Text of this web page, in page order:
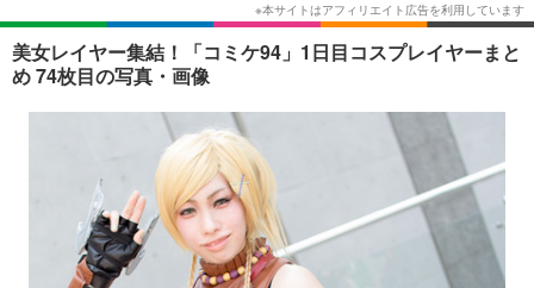
韓国・芸能
音楽 スポーツ
ショッピング その他
ライフTOP グルメ
ペット ショッピング
その他
リリース一覧
プッシュ通知の停止方法
美女レイヤー集結！「コミケ94」1日目コスプレイヤーまと
め 74枚目の写真・画像